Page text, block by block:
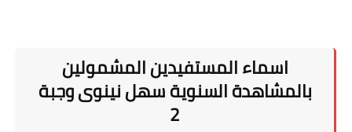
اسماء المستفيدين المشمولين
بالمشاهدة السنوية سهل نينوى وجبة
2